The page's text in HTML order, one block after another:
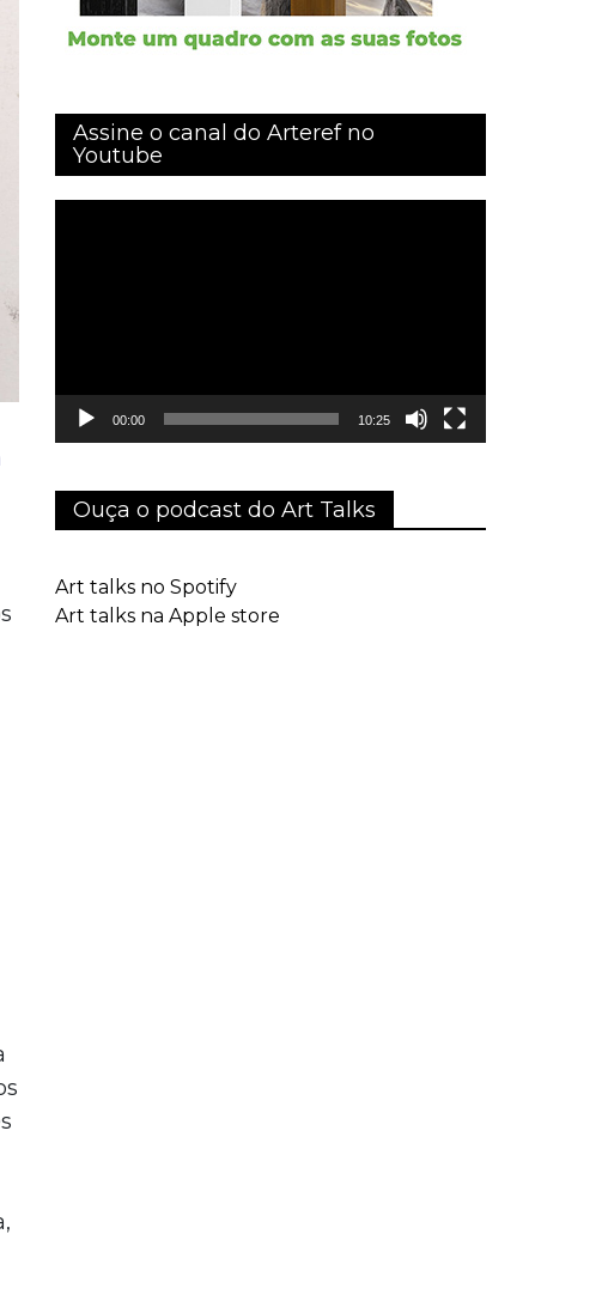
Assine o canal do Arteref no
Youtube
00:00 10:25
Ouça o podcast do Art Talks
Art talks no Spotify
Art talks na Apple store